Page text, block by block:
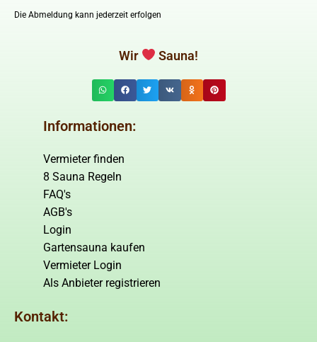
Die Abmeldung kann jederzeit erfolgen
Wir Sauna!
Informationen:
Vermieter finden
8 Sauna Regeln
FAQ's
AGB's
Login
Gartensauna kaufen
Vermieter Login
Als Anbieter registrieren
Kontakt: